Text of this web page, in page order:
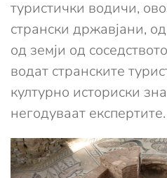
туристички водичи,
странски државјани,
од земји од
водат странските
културно историски
негодуваат експертите.